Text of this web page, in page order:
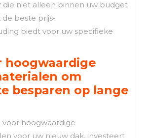
die niet alleen binnen uw budget
de beste prijs-
biedt voor uw specifieke
hoogwaardige
om
besparen op lange
voor hoogwaardige
voor uw nieuw dak, investeert